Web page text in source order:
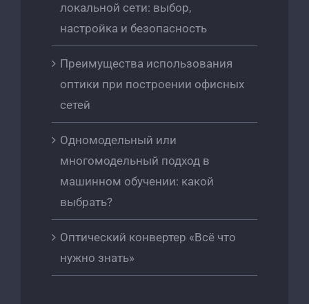
локальной сети: выбор,
настройка и безопасность
Преимущества использования
оптики при построении офисных
сетей
Одномодельный или
многомодельный подход в
машинном обучении: какой
выбрать?
Оптический конвертер «Всё что
нужно знать»